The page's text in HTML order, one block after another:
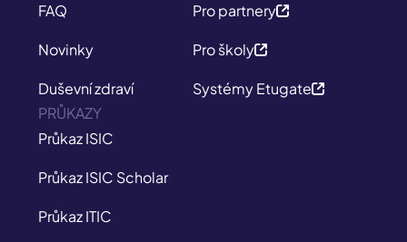
FAQ
Novinky
Duševní zdraví
Pro partnery
Pro školy
Systémy Etugate
PRŮKAZY
Průkaz ISIC
Průkaz ISIC Scholar
Průkaz ITIC